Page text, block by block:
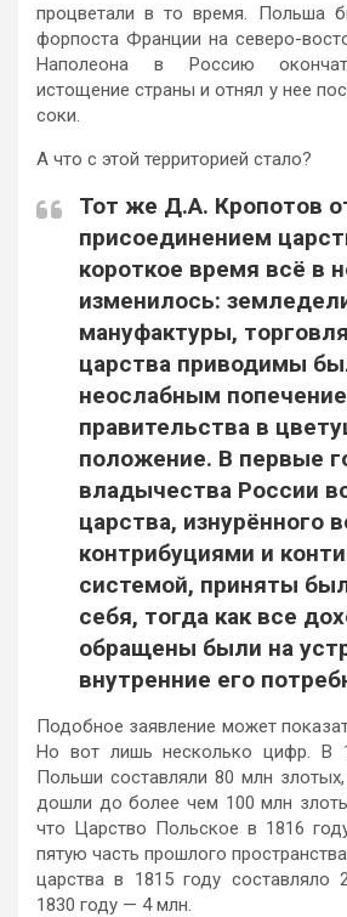
процветали в то время. Польша
форпоста Франции на северо-
Наполеона в Россию
истощение страны и отнял у нее
соки.
А что с этой территорией стало?
Тот же Д.А. Кропотов
присоединением
короткое время всё в
изменилось:
мануфактуры,
царства приводимы
неослабным
правительства в
положение. В первые
владычества России
царства, изнурённого
контрибуциями и
системой, приняты
себя, тогда как все
обращены были на
внутренние его
Подобное заявление может
Но вот лишь несколько цифр. В
Польши составляли 80 млн
дошли до более чем 100 млн
что Царство Польское в 1816
пятую часть прошлого
царства в 1815 году составляло
1830 году — 4 млн.